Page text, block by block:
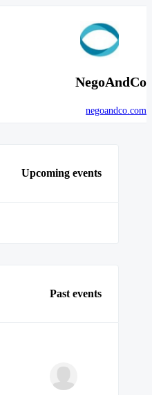
NegoAndCo
negoandco.com
Upcoming events
Past events